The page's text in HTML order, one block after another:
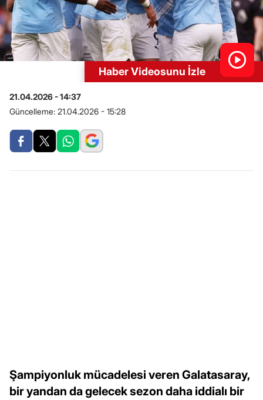
Haber Videosunu İzle
21.04.2026 - 14:37
Güncelleme: 21.04.2026 - 15:28
Şampiyonluk mücadelesi veren Galatasaray,
bir yandan da gelecek sezon daha iddialı bir